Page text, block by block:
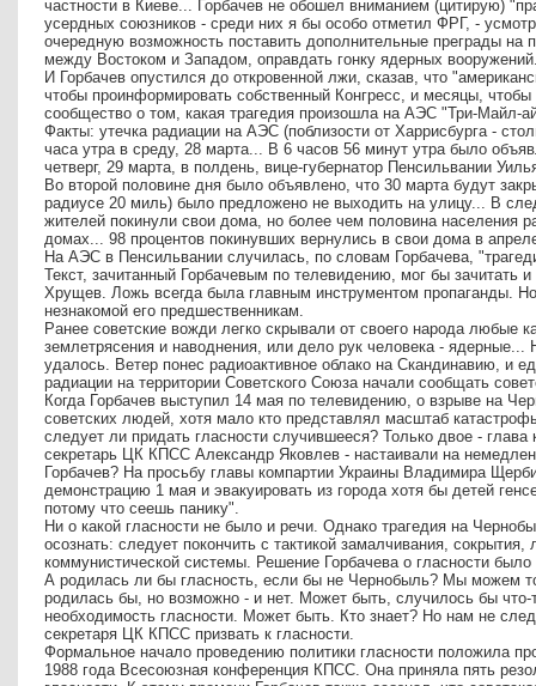
частности в Киеве... Горбачев не обошел вниманием (цитирую)
усердных союзников - среди них я бы особо отметил ФРГ, -
очередную возможность поставить дополнительные преграды на
между Востоком и Западом, оправдать гонку ядерных
И Горбачев опустился до откровенной лжи, сказав, что
чтобы проинформировать собственный Конгресс, и месяцы, чтобы
сообщество о том, какая трагедия произошла на АЭС "Три-Майл-
Факты: утечка радиации на АЭС (поблизости от Харрисбурга -
часа утра в среду, 28 марта... В 6 часов 56 минут утра было
четверг, 29 марта, в полдень, вице-губернатор Пенсильвании
Во второй половине дня было объявлено, что 30 марта будут
радиусе 20 миль) было предложено не выходить на улицу... В
жителей покинули свои дома, но более чем половина населения
домах... 98 процентов покинувших вернулись в свои дома в
На АЭС в Пенсильвании случилась, по словам Горбачева,
Текст, зачитанный Горбачевым по телевидению, мог бы зачитать
Хрущев. Ложь всегда была главным инструментом пропаганды.
незнакомой его предшественникам.
Ранее советские вожди легко скрывали от своего народа любые
землетрясения и наводнения, или дело рук человека -
удалось. Ветер понес радиоактивное облако на Скандинавию, и
радиации на территории Советского Союза начали сообщать
Когда Горбачев выступил 14 мая по телевидению, о взрыве на
советских людей, хотя мало кто представлял масштаб
следует ли придать гласности случившееся? Только двое -
секретарь ЦК КПСС Александр Яковлев - настаивали на
Горбачев? На просьбу главы компартии Украины Владимира
демонстрацию 1 мая и эвакуировать из города хотя бы детей
потому что сеешь панику".
Ни о какой гласности не было и речи. Однако трагедия на
осознать: следует покончить с тактикой замалчивания, сокрытия,
коммунистической системы. Решение Горбачева о гласности
А родилась ли бы гласность, если бы не Чернобыль? Мы можем
родилась бы, но возможно - и нет. Может быть, случилось бы что-
необходимость гласности. Может быть. Кто знает? Но нам не
секретаря ЦК КПСС призвать к гласности.
Формальное начало проведению политики гласности положила
1988 года Всесоюзная конференция КПСС. Она приняла пять